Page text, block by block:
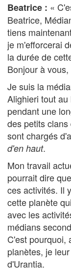
Beatrice : «
Beatrice,
tiens
je m'efforcerai
la durée de
Bonjour à
Je suis la
Alighieri tout
pendant une
des petits
sont chargés
d'en haut.
Mon travail
pourrait dire
ces activités. Il
cette planète
avec les
médians
C'est pourquoi,
planètes, je
d'Urantia.